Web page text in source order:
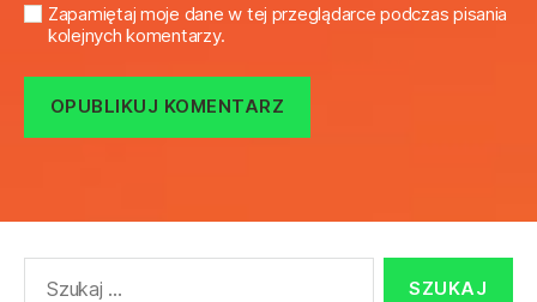
Zapamiętaj moje dane w tej przeglądarce podczas pisania
kolejnych komentarzy.